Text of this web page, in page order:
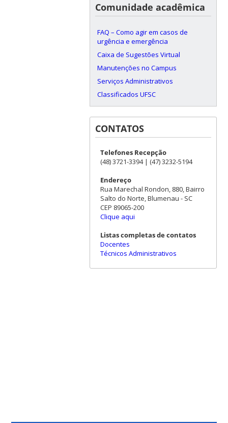
Comunidade acadêmica
FAQ – Como agir em casos de
urgência e emergência
Caixa de Sugestões Virtual
Manutenções no Campus
Serviços Administrativos
Classificados UFSC
CONTATOS
Telefones Recepção
(48) 3721-3394 | (47) 3232-5194
Endereço
Rua Marechal Rondon, 880, Bairro
Salto do Norte, Blumenau - SC
CEP 89065-200
Clique aqui
Listas completas de contatos
Docentes
Técnicos Administrativos